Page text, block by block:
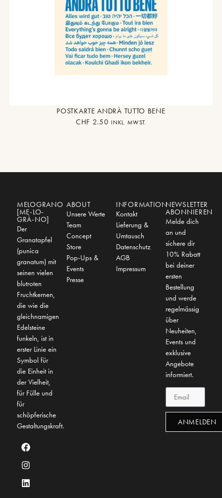
POSTKARTE ANDRÀ TUTTO BENE
CHF 2.50 INKL. MWST.
MELOGRANO
[ME-LO-
GRÀ-NO]
Der
Granatapfel
(punica
granatum) mit
seinen vielen
blutroten
Fruchtkernen,
die wie die
gleichnamigen
Edelsteine
funkeln, ist in
erster Linie ein
Symbol für
die Einheit in
der Vielheit,
für Fülle und
für
schöpferische
Gestaltungskraft.
ABOUT
Unsere Werte
Team
Concept
Store
Pop-Ups &
Events
Presse
INFORMATION
Kontakt
Lieferung &
Umtausch
Datenschutz
AGB
Impressum
NEWSLETTER
ABONNIEREN
Melde dich
an und
sichere dir
10% Rabatt
bei deiner
ersten
Bestellung
und werde
regelmässig
über
Neuheiten,
Events und
exklusive
Angebote
informiert.
ANMELDEN